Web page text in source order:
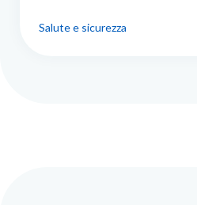
Salute e sicurezza